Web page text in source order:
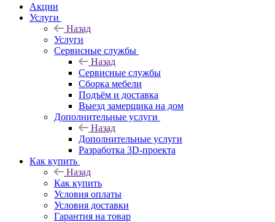
Акции
Услуги
Назад
Услуги
Сервисные службы
Назад
Сервисные службы
Сборка мебели
Подъём и доставка
Выезд замерщика на дом
Дополнительные услуги
Назад
Дополнительные услуги
Разработка 3D-проекта
Как купить
Назад
Как купить
Условия оплаты
Условия доставки
Гарантия на товар